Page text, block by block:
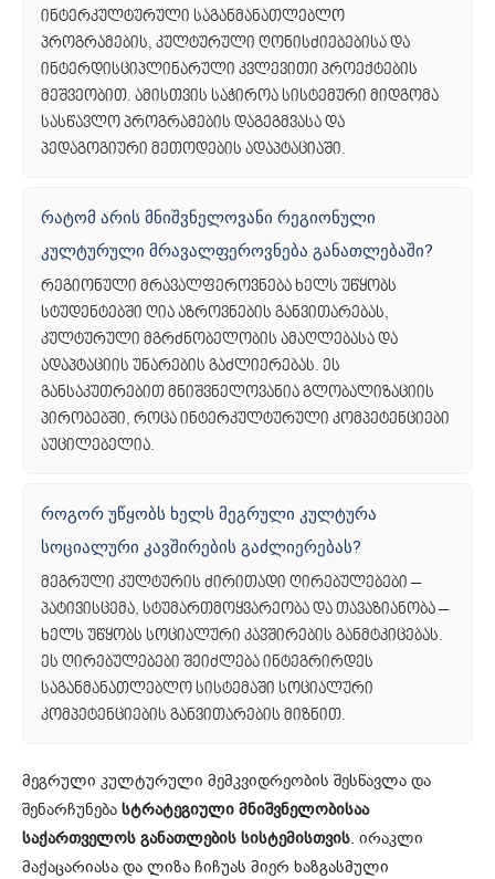
ინტერკულტურული საგანმანათლებლო
პროგრამების, კულტურული ღონისძიებებისა და
ინტერდისციპლინარული კვლევითი პროექტების
მეშვეობით. ამისთვის საჭიროა სისტემური მიდგომა
სასწავლო პროგრამების დაგეგმვასა და
პედაგოგიური მეთოდების ადაპტაციაში.
რატომ არის მნიშვნელოვანი რეგიონული
კულტურული მრავალფეროვნება განათლებაში?
რეგიონული მრავალფეროვნება ხელს უწყობს
სტუდენტებში ღია აზროვნების განვითარებას,
კულტურული მგრძნობელობის ამაღლებასა და
ადაპტაციის უნარების გაძლიერებას. ეს
განსაკუთრებით მნიშვნელოვანია გლობალიზაციის
პირობებში, როცა ინტერკულტურული კომპეტენციები
აუცილებელია.
როგორ უწყობს ხელს მეგრული კულტურა
სოციალური კავშირების გაძლიერებას?
მეგრული კულტურის ძირითადი ღირებულებები –
პატივისცემა, სტუმართმოყვარეობა და თავაზიანობა –
ხელს უწყობს სოციალური კავშირების განმტკიცებას.
ეს ღირებულებები შეიძლება ინტეგრირდეს
საგანმანათლებლო სისტემაში სოციალური
კომპეტენციების განვითარების მიზნით.
მეგრული კულტურული მემკვიდრეობის შესწავლა და
შენარჩუნება სტრატეგიული მნიშვნელობისაა
საქართველოს განათლების სისტემისთვის. ირაკლი
მაქაცარიასა და ლიზა ჩიჩუას მიერ ხაზგასმული